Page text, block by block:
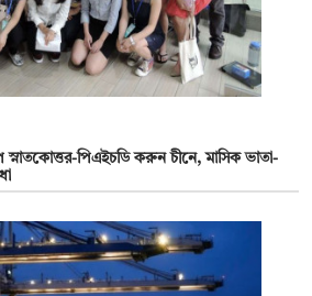
স্নাতকোত্তর-পিএইচডি করুন চীনে, মাসিক ভাতা-